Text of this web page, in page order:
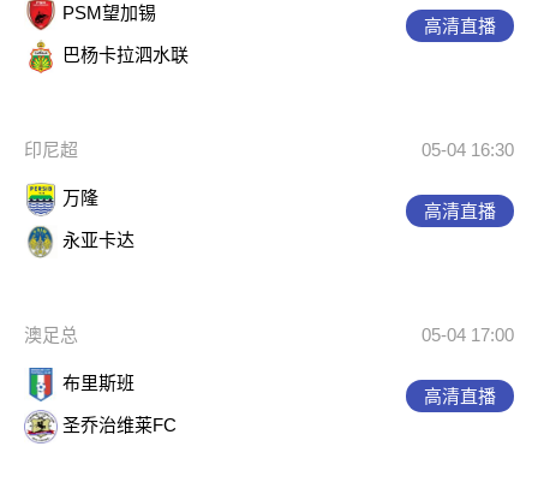
PSM望加锡
巴杨卡拉泗水联
高清直播
印尼超 05-04 16:30
万隆
永亚卡达
高清直播
澳足总 05-04 17:00
布里斯班
圣乔治维莱FC
高清直播